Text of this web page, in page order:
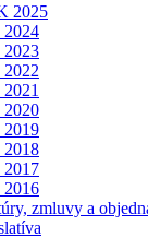
2025
2024
2023
2020
2019
2018
2017
2016
zmluvy a